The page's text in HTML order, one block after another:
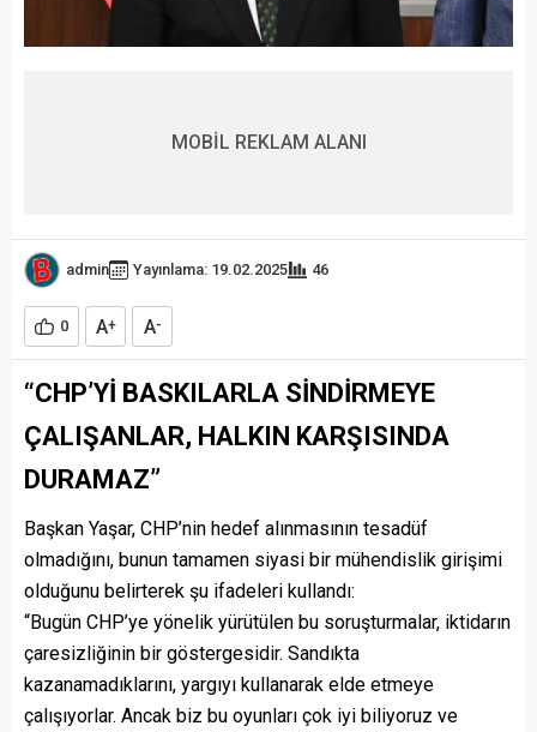
MOBİL REKLAM ALANI
admin Yayınlama: 19.02.2025 46
0 A+ A-
“CHP’Yİ BASKILARLA SİNDİRMEYE
ÇALIŞANLAR, HALKIN KARŞISINDA
DURAMAZ”
Başkan Yaşar, CHP’nin hedef alınmasının tesadüf
olmadığını, bunun tamamen siyasi bir mühendislik girişimi
olduğunu belirterek şu ifadeleri kullandı:
“Bugün CHP’ye yönelik yürütülen bu soruşturmalar, iktidarın
çaresizliğinin bir göstergesidir. Sandıkta
kazanamadıklarını, yargıyı kullanarak elde etmeye
çalışıyorlar. Ancak biz bu oyunları çok iyi biliyoruz ve